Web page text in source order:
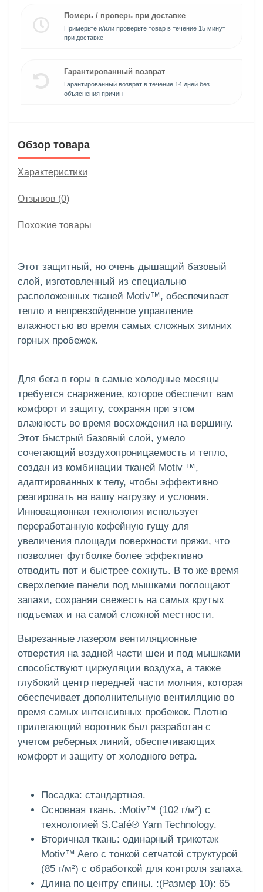
Померь / проверь при доставке
Примерьте и/или проверьте товар в течение 15 минут
при доставке
Гарантированный возврат
Гарантированный возврат в течение 14 дней без
объяснения причин
Обзор товара
Характеристики
Отзывов (0)
Похожие товары
Этот защитный, но очень дышащий базовый
слой, изготовленный из специально
расположенных тканей Motiv™, обеспечивает
тепло и непревзойденное управление
влажностью во время самых сложных зимних
горных пробежек.
Для бега в горы в самые холодные месяцы
требуется снаряжение, которое обеспечит вам
комфорт и защиту, сохраняя при этом
влажность во время восхождения на вершину.
Этот быстрый базовый слой, умело
сочетающий воздухопроницаемость и тепло,
создан из комбинации тканей Motiv ™,
адаптированных к телу, чтобы эффективно
реагировать на вашу нагрузку и условия.
Инновационная технология использует
переработанную кофейную гущу для
увеличения площади поверхности пряжи, что
позволяет футболке более эффективно
отводить пот и быстрее сохнуть. В то же время
сверхлегкие панели под мышками поглощают
запахи, сохраняя свежесть на самых крутых
подъемах и на самой сложной местности.
Вырезанные лазером вентиляционные
отверстия на задней части шеи и под мышками
способствуют циркуляции воздуха, а также
глубокий центр передней части молния, которая
обеспечивает дополнительную вентиляцию во
время самых интенсивных пробежек. Плотно
прилегающий воротник был разработан с
учетом реберных линий, обеспечивающих
комфорт и защиту от холодного ветра.
Посадка: стандартная.
Основная ткань. :Motiv™ (102 г/м²) с
технологией S.Café® Yarn Technology.
Вторичная ткань: одинарный трикотаж
Motiv™ Aero с тонкой сетчатой структурой
(85 г/м²) с обработкой для контроля запаха.
Длина по центру спины. :(Размер 10): 65